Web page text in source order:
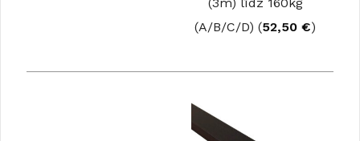
(A/B/C/D) (52,50 €)